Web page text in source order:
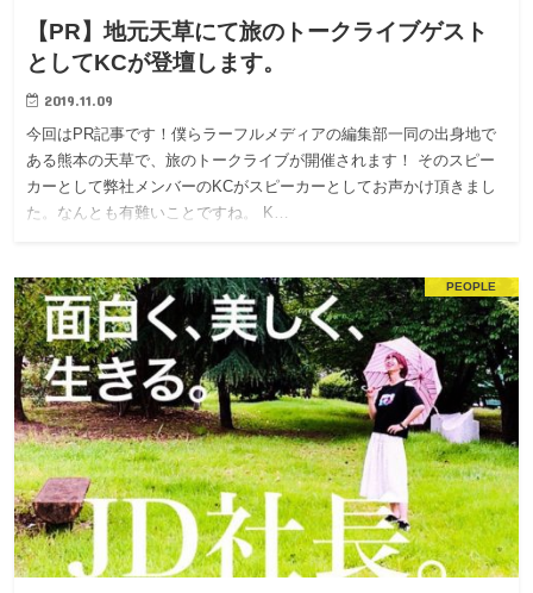
【PR】地元天草にて旅のトークライブゲスト
としてKCが登壇します。
2019.11.09
今回はPR記事です！僕らラーフルメディアの編集部一同の出身地で
ある熊本の天草で、旅のトークライブが開催されます！ そのスピー
カーとして弊社メンバーのKCがスピーカーとしてお声かけ頂きまし
た。なんとも有難いことですね。 K…
PEOPLE